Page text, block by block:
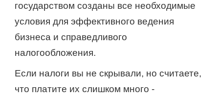
государством созданы все необходимые
условия для эффективного ведения
бизнеса и справедливого
налогообложения.
Если налоги вы не скрывали, но считаете,
что платите их слишком много ‑